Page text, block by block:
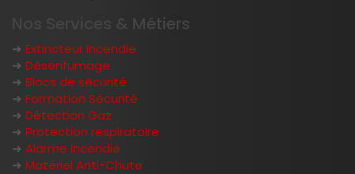
Nos Services & Métiers
➜ Extincteur Incendie
➜ Désenfumage
➜ Blocs de sécurité
➜ Formation Sécurité
➜ Détection Gaz
➜ Protection respiratoire
➜ Alarme Incendie
➜ Matériel Anti-Chute